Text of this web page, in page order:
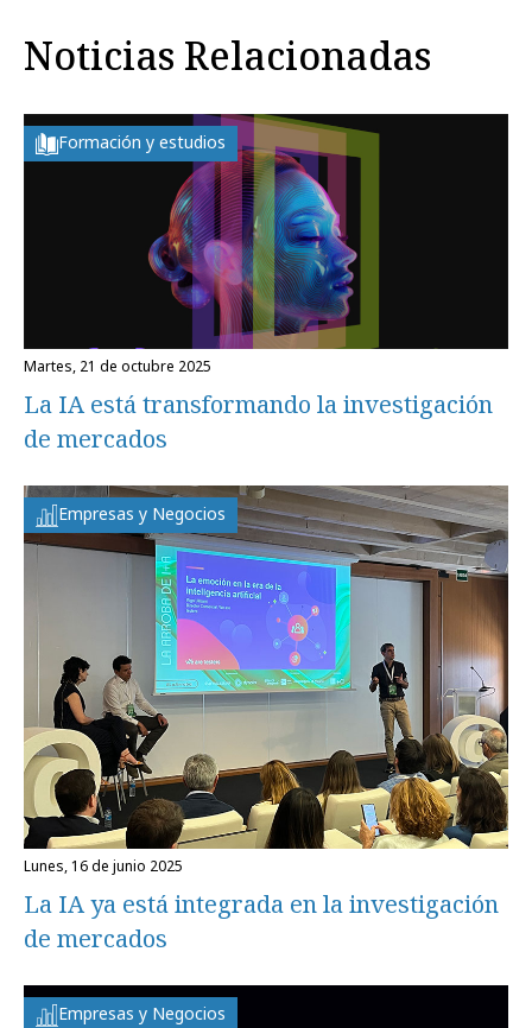
Noticias Relacionadas
Formación y estudios
martes, 21 de octubre 2025
La IA está transformando la investigación
de mercados
Empresas y Negocios
lunes, 16 de junio 2025
La IA ya está integrada en la investigación
de mercados
Empresas y Negocios